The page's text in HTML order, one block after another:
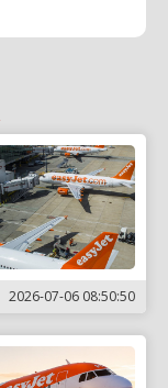
2026-07-06 08:50:50